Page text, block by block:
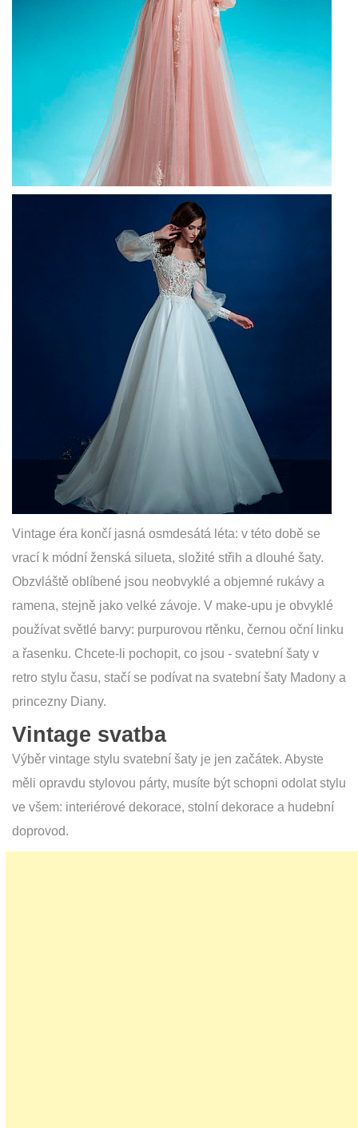
Vintage éra končí jasná osmdesátá léta: v této době se
vrací k módní ženská silueta, složité střih a dlouhé šaty.
Obzvláště oblíbené jsou neobvyklé a objemné rukávy a
ramena, stejně jako velké závoje. V make-upu je obvyklé
používat světlé barvy: purpurovou rtěnku, černou oční linku
a řasenku. Chcete-li pochopit, co jsou - svatební šaty v
retro stylu času, stačí se podívat na svatební šaty Madony a
princezny Diany.
Vintage svatba
Výběr vintage stylu svatební šaty je jen začátek. Abyste
měli opravdu stylovou párty, musíte být schopni odolat stylu
ve všem: interiérové dekorace, stolní dekorace a hudební
doprovod.